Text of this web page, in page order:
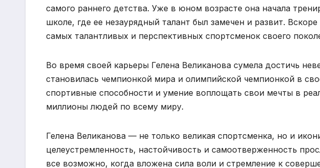
самого раннего детства. Уже в юном возрасте она начала
школе, где ее незаурядный талант был замечен и развит.
самых талантливых и перспективных спортсменок своего
Во время своей карьеры Гелена Великанова сумела достичь
становилась чемпионкой мира и олимпийской чемпионкой в
спортивные способности и умение воплощать свои мечты в
миллионы людей по всему миру.
Гелена Великанова — не только великая спортсменка, но и
целеустремленность, настойчивость и самоотверженность
все возможно, когда вложена сила воли и стремление к